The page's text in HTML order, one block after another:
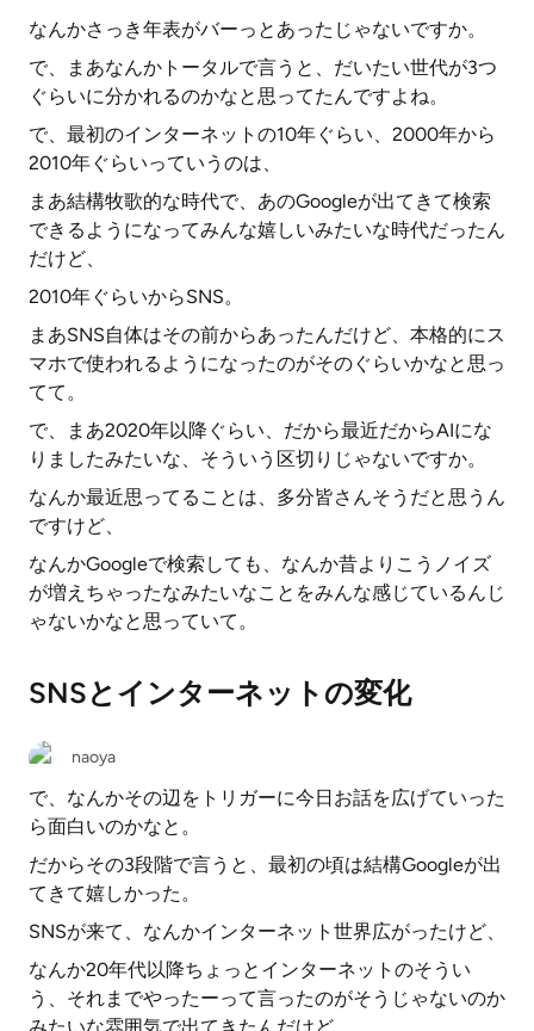
なんかさっき年表がバーっとあったじゃないですか。
で、まあなんかトータルで言うと、だいたい世代が3つ
ぐらいに分かれるのかなと思ってたんですよね。
で、最初のインターネットの10年ぐらい、2000年から
2010年ぐらいっていうのは、
まあ結構牧歌的な時代で、あのGoogleが出てきて検索
できるようになってみんな嬉しいみたいな時代だったん
だけど、
2010年ぐらいからSNS。
まあSNS自体はその前からあったんだけど、本格的にス
マホで使われるようになったのがそのぐらいかなと思っ
てて。
で、まあ2020年以降ぐらい、だから最近だからAIにな
りましたみたいな、そういう区切りじゃないですか。
なんか最近思ってることは、多分皆さんそうだと思うん
ですけど、
なんかGoogleで検索しても、なんか昔よりこうノイズ
が増えちゃったなみたいなことをみんな感じているんじ
ゃないかなと思っていて。
SNSとインターネットの変化
naoya
で、なんかその辺をトリガーに今日お話を広げていった
ら面白いのかなと。
だからその3段階で言うと、最初の頃は結構Googleが出
てきて嬉しかった。
SNSが来て、なんかインターネット世界広がったけど、
なんか20年代以降ちょっとインターネットのそうい
う、それまでやったーって言ったのがそうじゃないのか